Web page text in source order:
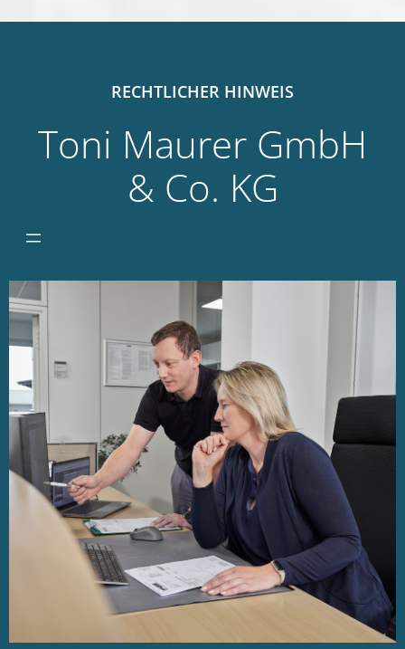
RECHTLICHER HINWEIS
Toni Maurer GmbH
& Co. KG